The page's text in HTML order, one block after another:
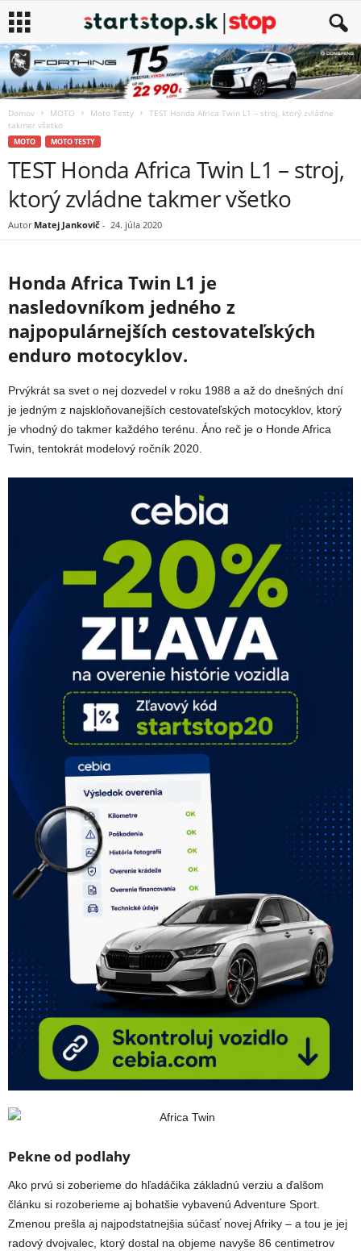
Domov MOTO Moto Testy
TEST Honda Africa Twin L1 – stroj, ktorý zvládne
takmer všetko
MOTO MOTO TESTY
TEST Honda Africa Twin L1 – stroj,
ktorý zvládne takmer všetko
Autor Matej Jankovič - 24. júla 2020
Honda Africa Twin L1 je
nasledovníkom jedného z
najpopulárnejších cestovateľských
enduro motocyklov.
Prvýkrát sa svet o nej dozvedel v roku 1988 a až do dnešných dní
je jedným z najskloňovanejších cestovateľských motocyklov, ktorý
je vhodný do takmer každého terénu. Áno reč je o Honde Africa
Twin, tentokrát modelový ročník 2020.
Pekne od podlahy
Ako prvú si zoberieme do hľadáčika základnú verziu a ďalšom
článku si rozoberieme aj bohatšie vybavenú Adventure Sport.
Zmenou prešla aj najpodstatnejšia súčasť novej Afriky – a tou je jej
radový dvojvalec, ktorý dostal na objeme navyše 86 centimetrov